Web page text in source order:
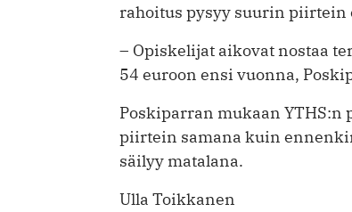
rahoitus pysyy suurin piirtein
– Opiskelijat aikovat nostaa
54 euroon ensi vuonna,
Poskiparran mukaan
piirtein samana kuin
säilyy matalana.
Ulla Toikkanen